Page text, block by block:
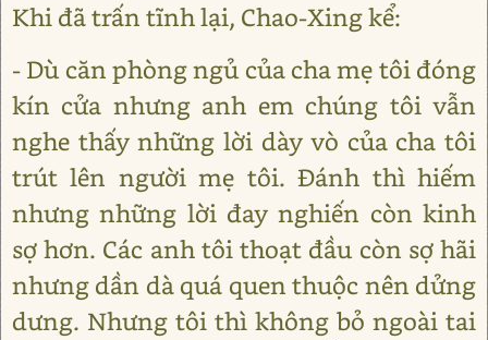
Khi đã trấn tĩnh lại, Chao-Xing kể:
- Dù căn phòng ngủ của cha mẹ tôi đóng
kín cửa nhưng anh em chúng tôi vẫn
nghe thấy những lời dày vò của cha tôi
trút lên người mẹ tôi. Đánh thì hiếm
nhưng những lời đay nghiến còn kinh
sợ hơn. Các anh tôi thoạt đầu còn sợ hãi
nhưng dần dà quá quen thuộc nên dửng
dưng. Nhưng tôi thì không bỏ ngoài tai